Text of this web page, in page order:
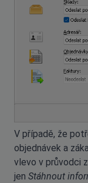
V případě, že
objednávek a
vlevo v průvodci
jen Stáhnout